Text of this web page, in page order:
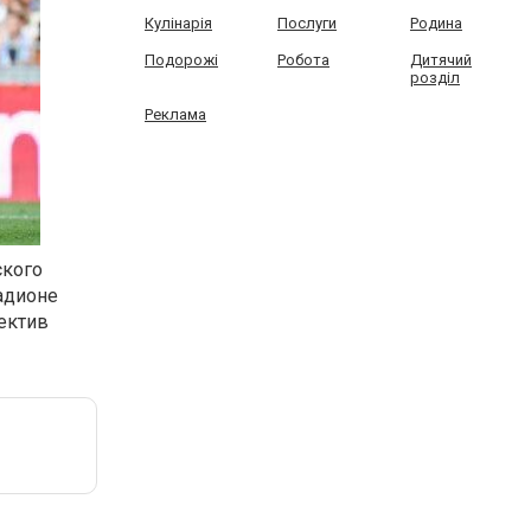
Кулінарія Послуги Родина
Подорожі Робота
Дитячий
розділ
Реклама